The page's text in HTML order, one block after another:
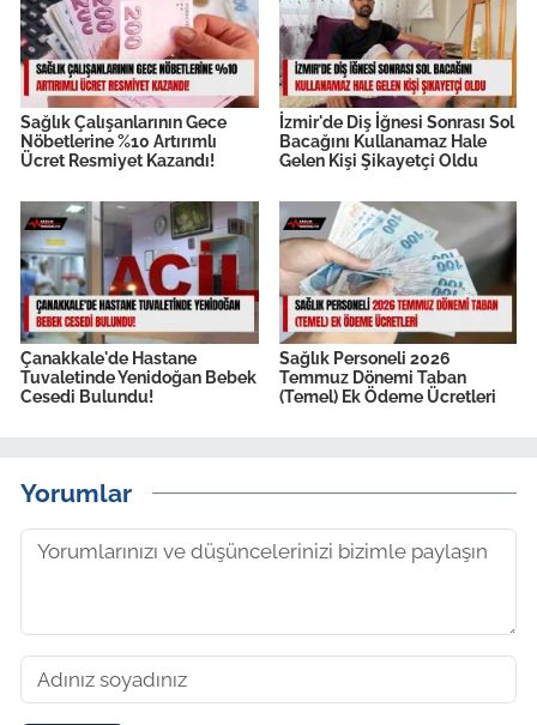
Sağlık Çalışanlarının Gece
Nöbetlerine %10 Artırımlı
Ücret Resmiyet Kazandı!
İzmir'de Diş İğnesi Sonrası Sol
Bacağını Kullanamaz Hale
Gelen Kişi Şikayetçi Oldu
Çanakkale'de Hastane
Tuvaletinde Yenidoğan Bebek
Cesedi Bulundu!
Sağlık Personeli 2026
Temmuz Dönemi Taban
(Temel) Ek Ödeme Ücretleri
Yorumlar